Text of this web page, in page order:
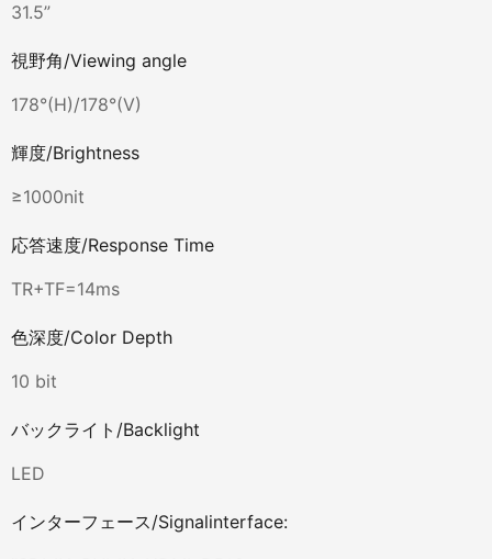
31.5”
視野角/Viewing angle
178°(H)/178°(V)
輝度/Brightness
≥1000nit
応答速度/Response Time
TR+TF=14ms
色深度/Color Depth
10 bit
バックライト/Backlight
LED
インターフェース/Signalinterface: